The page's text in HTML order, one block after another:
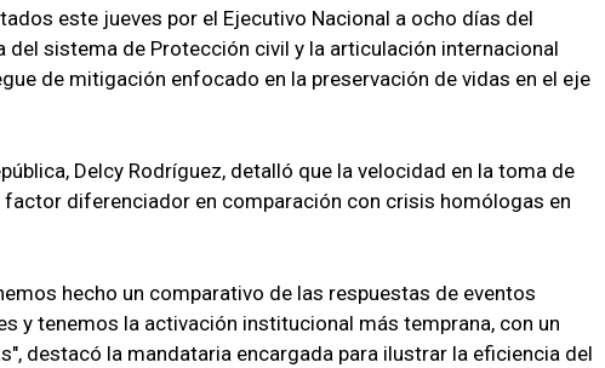
este jueves por el Ejecutivo Nacional a ocho días del
sistema de Protección civil y la articulación internacional
de mitigación enfocado en la preservación de vidas en el eje
Delcy Rodríguez, detalló que la velocidad en la toma de
diferenciador en comparación con crisis homólogas en
hecho un comparativo de las respuestas de eventos
y tenemos la activación institucional más temprana, con un
destacó la mandataria encargada para ilustrar la eficiencia del